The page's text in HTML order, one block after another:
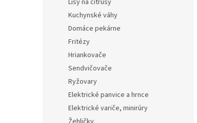
Kuchynské váhy
Domáce pekárne
Fritézy
Hriankovače
Sendvičovače
Ryžovary
Elektrické panvice a hrnce
Elektrické variče, minirúry